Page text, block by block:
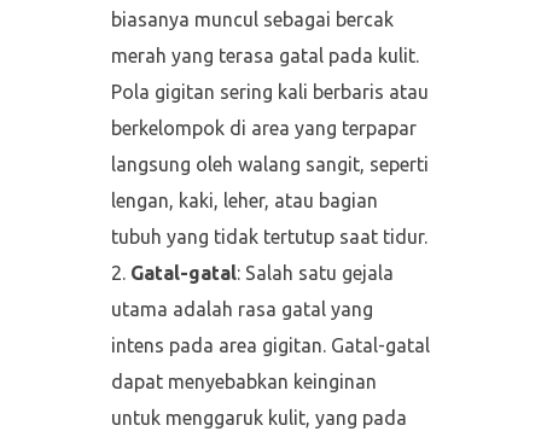
biasanya muncul sebagai bercak
merah yang terasa gatal pada kulit.
Pola gigitan sering kali berbaris atau
berkelompok di area yang terpapar
langsung oleh walang sangit, seperti
lengan, kaki, leher, atau bagian
tubuh yang tidak tertutup saat tidur.
Gatal-gatal: Salah satu gejala
utama adalah rasa gatal yang
intens pada area gigitan. Gatal-gatal
dapat menyebabkan keinginan
untuk menggaruk kulit, yang pada